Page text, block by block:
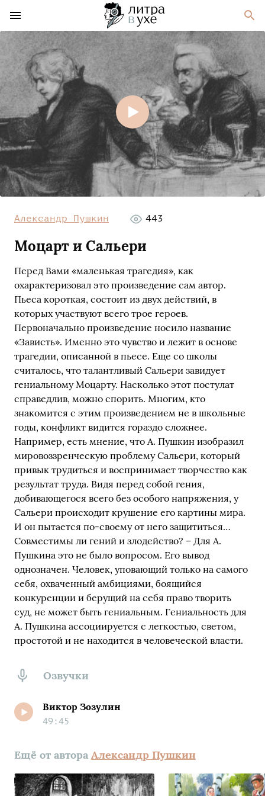
Александр Пушкин 443
Моцарт и Сальери
Перед Вами «маленькая трагедия», как
охарактеризовал это произведение сам автор.
Пьеса короткая, состоит из двух действий, в
которых участвуют всего трое героев.
Первоначально произведение носило название
«Зависть». Именно это чувство и лежит в основе
трагедии, описанной в пьесе. Еще со школы
считалось, что талантливый Сальери завидует
гениальному Моцарту. Насколько этот постулат
справедлив, можно спорить. Многим, кто
знакомится с этим произведением не в школьные
годы, конфликт видится гораздо сложнее.
Например, есть мнение, что А. Пушкин изобразил
мировоззренческую проблему Сальери, который
привык трудиться и воспринимает творчество как
результат труда. Видя перед собой гения,
добивающегося всего без особого напряжения, у
Сальери происходит крушение его картины мира.
И он пытается по-своему от него защититься…
Совместимы ли гений и злодейство? – Для А.
Пушкина это не было вопросом. Его вывод
однозначен. Человек, уповающий только на самого
себя, охваченный амбициями, боящийся
конкуренции и берущий на себя право творить
суд, не может быть гениальным. Гениальность для
А. Пушкина ассоциируется с легкостью, светом,
простотой и не находится в человеческой власти.
Озвучки
Виктор Зозулин
49:45
Ещё от автора Александр Пушкин